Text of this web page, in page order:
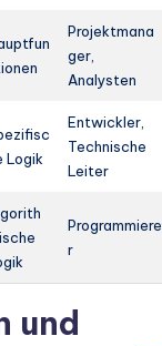
Projektmana
ger,
Analysten
Logik
Entwickler,
Technische
Leiter
Programmiere
r
und